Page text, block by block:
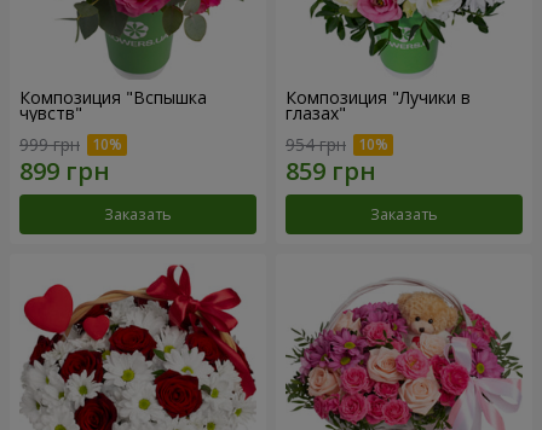
Композиция "Вспышка
чувств"
999 грн
Заказать
Композиция "Лучики в
глазах"
954 грн
Заказать